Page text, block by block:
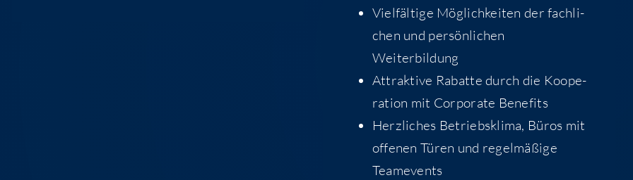
Viel­fäl­ti­ge Mög­lich­kei­ten der fach­li­
chen und per­sön­li­chen
Weiterbildung
Attrak­ti­ve Rabat­te durch die Koope­
ra­ti­on mit Cor­po­ra­te Benefits
Herz­li­ches Betriebs­kli­ma, Büros mit
offe­nen Türen und regel­mä­ßi­ge
Teamevents